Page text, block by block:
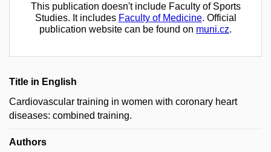
This publication doesn't include Faculty of Sports
Studies. It includes Faculty of Medicine. Official
publication website can be found on muni.cz.
Title in English
Cardiovascular training in women with coronary heart
diseases: combined training.
Authors